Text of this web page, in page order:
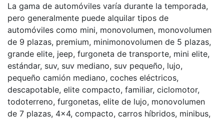
La gama de automóviles varía durante la temporada,
pero generalmente puede alquilar tipos de
automóviles como mini, monovolumen, monovolumen
de 9 plazas, premium, minimonovolumen de 5 plazas,
grande elite, jeep, furgoneta de transporte, mini elite,
estándar, suv, suv mediano, suv pequeño, lujo,
pequeño camión mediano, coches eléctricos,
descapotable, elite compacto, familiar, ciclomotor,
todoterreno, furgonetas, elite de lujo, monovolumen
de 7 plazas, 4x4, compacto, carros híbridos, minibus,